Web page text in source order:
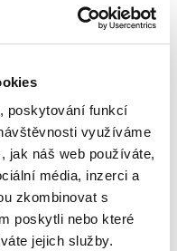
poskytování funkcí
využíváme
jak náš web používáte,
média, inzerci a
zkombinovat s
poskytli nebo které
jejich služby.